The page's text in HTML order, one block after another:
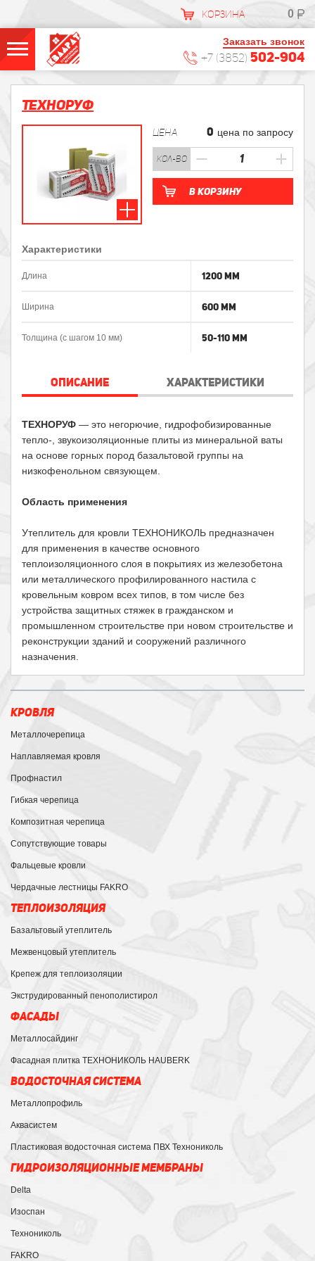
КОРЗИНА 0
Заказать звонок
+7 (3852) 502-904
Техноруф
ЦЕНА 0 цена по запросу
кол-во
В корзину
Характеристики
Длина 1200 мм
Ширина 600 мм
Толщина (с шагом 10 мм) 50-110 мм
ОПИСАНИЕ ХАРАКТЕРИСТИКИ
ТЕХНОРУФ — это негорючие, гидрофобизированные
тепло-, звукоизоляционные плиты из минеральной ваты
на основе горных пород базальтовой группы на
низкофенольном связующем.
Область применения
Утеплитель для кровли ТЕХНОНИКОЛЬ предназначен
для применения в качестве основного
теплоизоляционного слоя в покрытиях из железобетона
или металлического профилированного настила с
кровельным ковром всех типов, в том числе без
устройства защитных стяжек в гражданском и
промышленном строительстве при новом строительстве и
реконструкции зданий и сооружений различного
назначения.
КРОВЛЯ
Металлочерепица
Наплавляемая кровля
Профнастил
Гибкая черепица
Композитная черепица
Сопутствующие товары
Фальцевые кровли
Чердачные лестницы FAKRO
ТЕПЛОИЗОЛЯЦИЯ
Базальтовый утеплитель
Межвенцовый утеплитель
Крепеж для теплоизоляции
Экструдированный пенополистирол
ФАСАДЫ
Металлосайдинг
Фасадная плитка ТЕХНОНИКОЛЬ HAUBERK
ВОДОСТОЧНАЯ СИСТЕМА
Металлопрофиль
Аквасистем
Пластиковая водосточная система ПВХ Технониколь
ГИДРОИЗОЛЯЦИОННЫЕ МЕМБРАНЫ
Delta
Изоспан
Технониколь
FAKRO